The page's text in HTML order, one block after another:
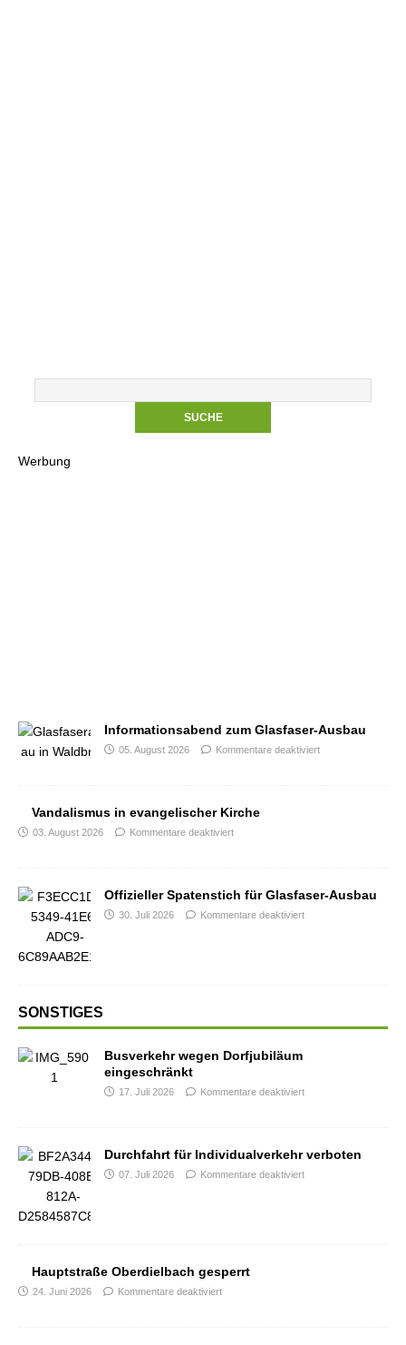
Werbung
Informationsabend zum Glasfaser-Ausbau
05. August 2026 Kommentare deaktiviert
Vandalismus in evangelischer Kirche
03. August 2026 Kommentare deaktiviert
Offizieller Spatenstich für Glasfaser-Ausbau
30. Juli 2026 Kommentare deaktiviert
SONSTIGES
Busverkehr wegen Dorfjubiläum
eingeschränkt
17. Juli 2026 Kommentare deaktiviert
Durchfahrt für Individualverkehr verboten
07. Juli 2026 Kommentare deaktiviert
Hauptstraße Oberdielbach gesperrt
24. Juni 2026 Kommentare deaktiviert